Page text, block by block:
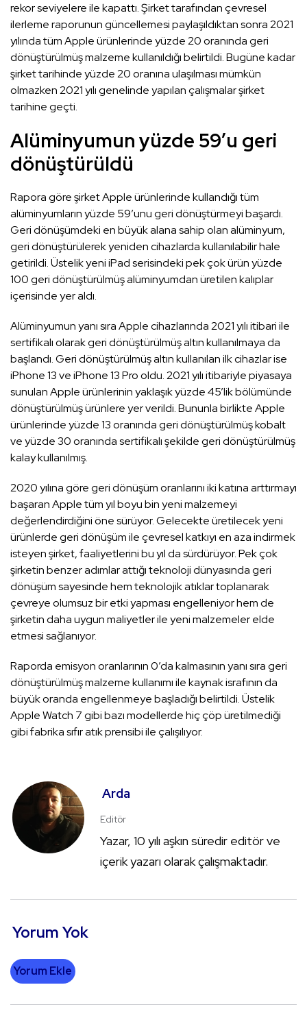
rekor seviyelere ile kapattı. Şirket tarafından çevresel
ilerleme raporunun güncellemesi paylaşıldıktan sonra 2021
yılında tüm Apple ürünlerinde yüzde 20 oranında geri
dönüştürülmüş malzeme kullanıldığı belirtildi. Bugüne kadar
şirket tarihinde yüzde 20 oranına ulaşılması mümkün
olmazken 2021 yılı genelinde yapılan çalışmalar şirket
tarihine geçti.
Alüminyumun yüzde 59’u geri
dönüştürüldü
Rapora göre şirket Apple ürünlerinde kullandığı tüm
alüminyumların yüzde 59’unu geri dönüştürmeyi başardı.
Geri dönüşümdeki en büyük alana sahip olan alüminyum,
geri dönüştürülerek yeniden cihazlarda kullanılabilir hale
getirildi. Üstelik yeni iPad serisindeki pek çok ürün yüzde
100 geri dönüştürülmüş alüminyumdan üretilen kalıplar
içerisinde yer aldı.
Alüminyumun yanı sıra Apple cihazlarında 2021 yılı itibari ile
sertifikalı olarak geri dönüştürülmüş altın kullanılmaya da
başlandı. Geri dönüştürülmüş altın kullanılan ilk cihazlar ise
iPhone 13 ve iPhone 13 Pro oldu. 2021 yılı itibariyle piyasaya
sunulan Apple ürünlerinin yaklaşık yüzde 45’lik bölümünde
dönüştürülmüş ürünlere yer verildi. Bununla birlikte Apple
ürünlerinde yüzde 13 oranında geri dönüştürülmüş kobalt
ve yüzde 30 oranında sertifikalı şekilde geri dönüştürülmüş
kalay kullanılmış.
2020 yılına göre geri dönüşüm oranlarını iki katına arttırmayı
başaran Apple tüm yıl boyu bin yeni malzemeyi
değerlendirdiğini öne sürüyor. Gelecekte üretilecek yeni
ürünlerde geri dönüşüm ile çevresel katkıyı en aza indirmek
isteyen şirket, faaliyetlerini bu yıl da sürdürüyor. Pek çok
şirketin benzer adımlar attığı teknoloji dünyasında geri
dönüşüm sayesinde hem teknolojik atıklar toplanarak
çevreye olumsuz bir etki yapması engelleniyor hem de
şirketin daha uygun maliyetler ile yeni malzemeler elde
etmesi sağlanıyor.
Raporda emisyon oranlarının 0’da kalmasının yanı sıra geri
dönüştürülmüş malzeme kullanımı ile kaynak israfının da
büyük oranda engellenmeye başladığı belirtildi. Üstelik
Apple Watch 7 gibi bazı modellerde hiç çöp üretilmediği
gibi fabrika sıfır atık prensibi ile çalışılıyor.
Arda
Editör
Yazar, 10 yılı aşkın süredir editör ve
içerik yazarı olarak çalışmaktadır.
Yorum Yok
Yorum Ekle